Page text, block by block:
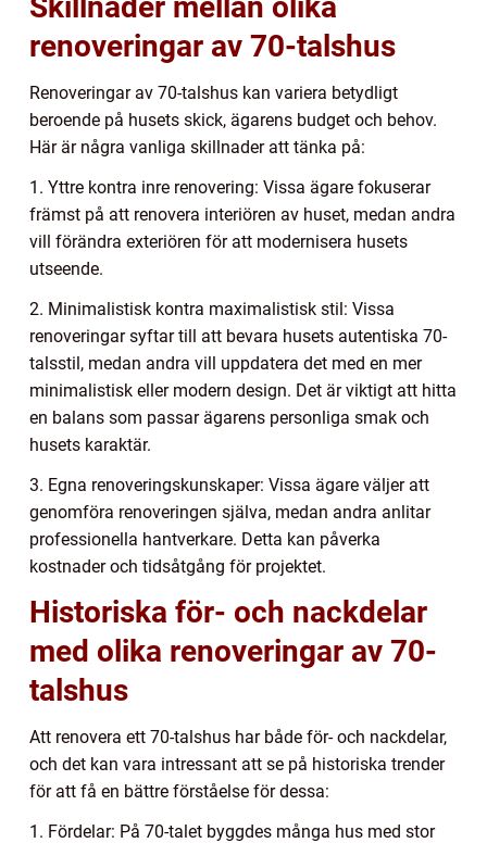
renoveringar av 70-talshus
Renoveringar av 70-talshus kan variera betydligt
beroende på husets skick, ägarens budget och behov.
Här är några vanliga skillnader att tänka på:
1. Yttre kontra inre renovering: Vissa ägare fokuserar
främst på att renovera interiören av huset, medan andra
vill förändra exteriören för att modernisera husets
utseende.
2. Minimalistisk kontra maximalistisk stil: Vissa
renoveringar syftar till att bevara husets autentiska 70-
talsstil, medan andra vill uppdatera det med en mer
minimalistisk eller modern design. Det är viktigt att hitta
en balans som passar ägarens personliga smak och
husets karaktär.
3. Egna renoveringskunskaper: Vissa ägare väljer att
genomföra renoveringen själva, medan andra anlitar
professionella hantverkare. Detta kan påverka
kostnader och tidsåtgång för projektet.
Historiska för- och nackdelar
med olika renoveringar av 70-
talshus
Att renovera ett 70-talshus har både för- och nackdelar,
och det kan vara intressant att se på historiska trender
för att få en bättre förståelse för dessa:
1. Fördelar: På 70-talet byggdes många hus med stor